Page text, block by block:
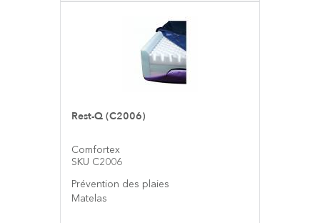
Rest-Q (C2006)
Comfortex
SKU C2006
Prévention des plaies
Matelas